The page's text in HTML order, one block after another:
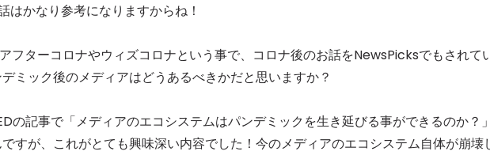
はかなり参考になりますからね！
フターコロナやウィズコロナという事で、コロナ後のお話をNewsPicksでもされて
ミック後のメディアはどうあるべきかだと思いますか？
の記事で「メディアのエコシステムはパンデミックを生き延びる事ができるのか？
すが、これがとても興味深い内容でした！今のメディアのエコシステム自体が崩壊